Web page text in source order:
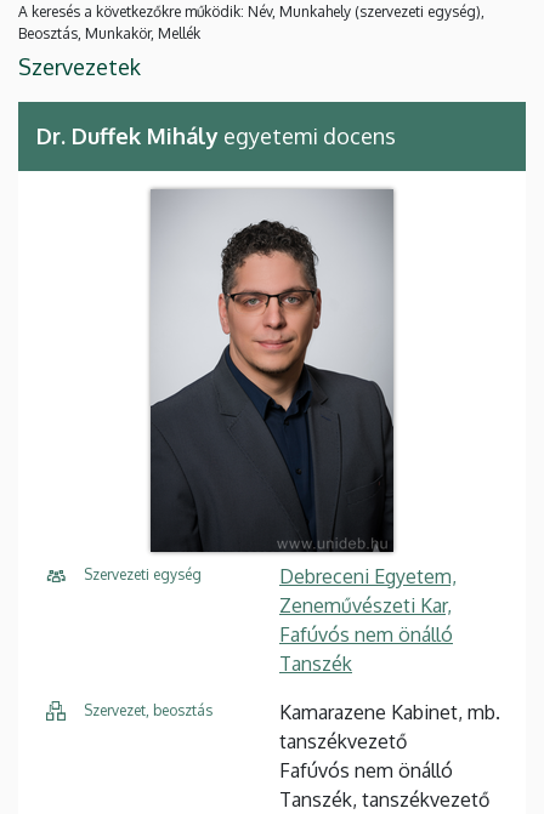
A keresés a következőkre működik: Név, Munkahely (szervezeti egység),
Beosztás, Munkakör, Mellék
Szervezetek
Dr. Duffek Mihály egyetemi docens
Szervezeti egység
Debreceni Egyetem,
Zeneművészeti Kar,
Fafúvós nem önálló
Tanszék
Szervezet, beosztás
Kamarazene Kabinet, mb.
tanszékvezető
Fafúvós nem önálló
Tanszék, tanszékvezető